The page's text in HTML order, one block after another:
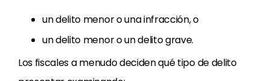
un delito menor o una infracción, o
un delito menor o un delito grave.
Los fiscales a menudo deciden qué tipo de delito